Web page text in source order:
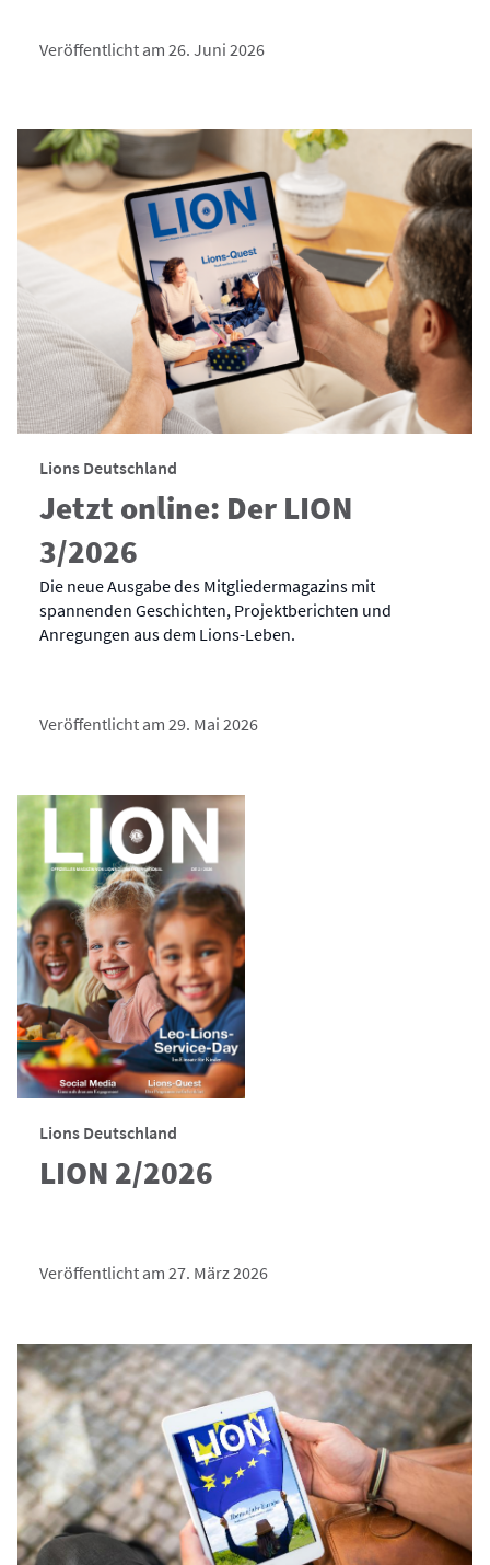
Veröffentlicht am 26. Juni 2026
Lions Deutschland
Jetzt online: Der LION
3/2026
Die neue Ausgabe des Mitgliedermagazins mit
spannenden Geschichten, Projektberichten und
Anregungen aus dem Lions-Leben.
Veröffentlicht am 29. Mai 2026
Lions Deutschland
LION 2/2026
Veröffentlicht am 27. März 2026